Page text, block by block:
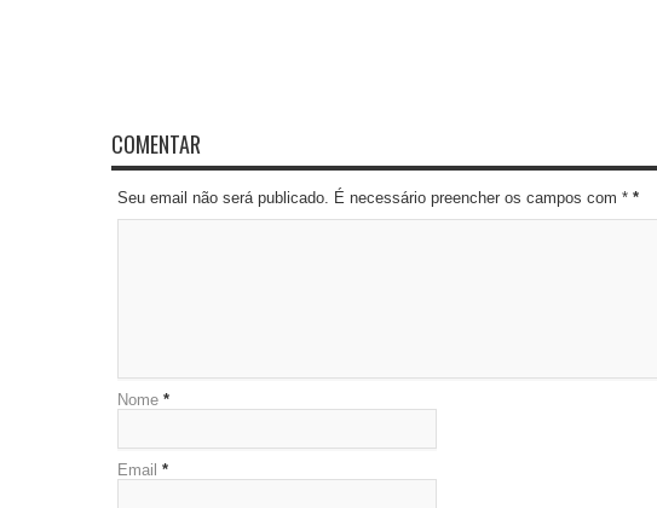
COMENTAR
Seu email não será publicado. É necessário preencher os campos com * *
Nome *
Email *